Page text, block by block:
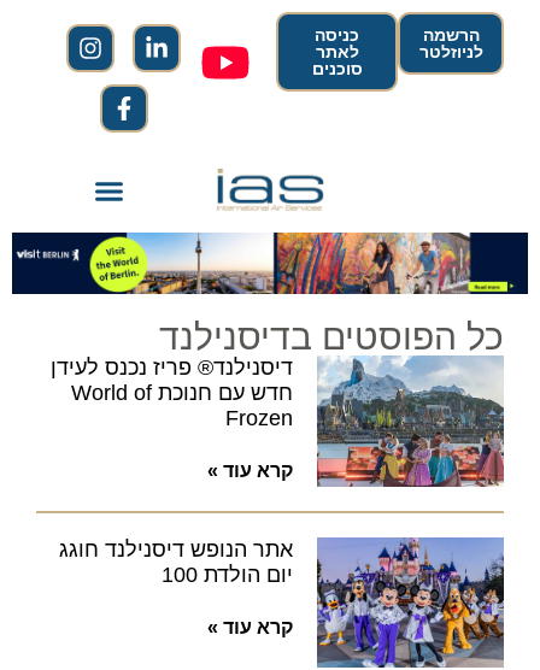
הרשמה
לניוזלטר
כניסה
לאתר
סוכנים
כל הפוסטים בדיסנילנד
דיסנילנד® פריז נכנס לעידן
חדש עם חנוכת World of
Frozen
קרא עוד »
אתר הנופש דיסנילנד חוגג
יום הולדת 100
קרא עוד »